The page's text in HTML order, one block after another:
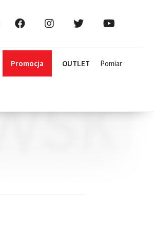
Promocja OUTLET Pomiar